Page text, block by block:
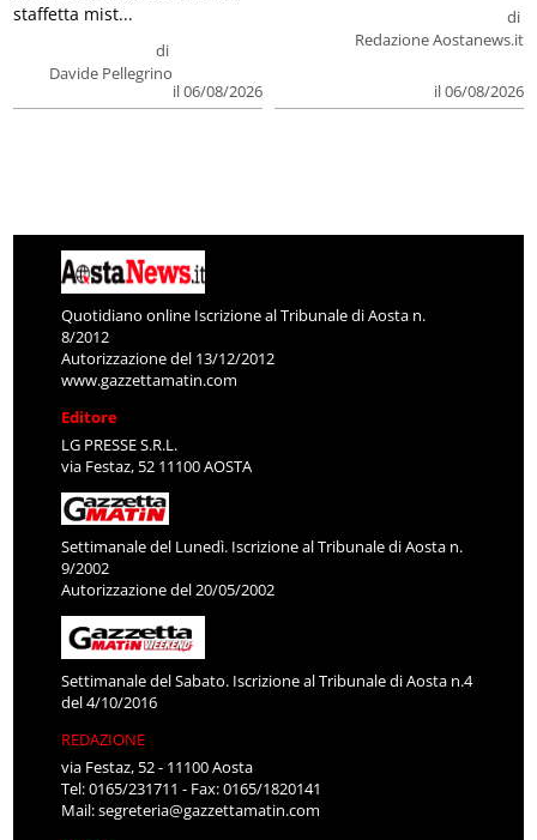
di
Davide Pellegrino
il 06/08/2026
staffetta mist...
di
Redazione Aostanews.it
il 06/08/2026
Quotidiano online Iscrizione al Tribunale di Aosta n.
8/2012
Autorizzazione del 13/12/2012
www.gazzettamatin.com
Editore
LG PRESSE S.R.L.
via Festaz, 52 11100 AOSTA
Settimanale del Lunedì. Iscrizione al Tribunale di Aosta n.
9/2002
Autorizzazione del 20/05/2002
Settimanale del Sabato. Iscrizione al Tribunale di Aosta n.4
del 4/10/2016
REDAZIONE
via Festaz, 52 - 11100 Aosta
Tel: 0165/231711 - Fax: 0165/1820141
Mail:segreteria@gazzettamatin.com